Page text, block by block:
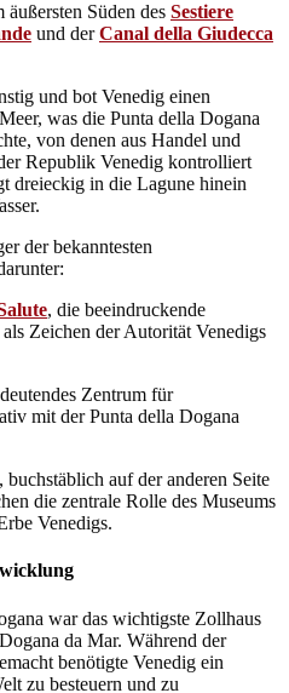
Süden des Sestiere
und derCanal della Giudecca
und bot Venedig einen
was die Punta della Dogana
von denen aus Handel und
Republik Venedig kontrolliert
dreieckig in die Lagune hinein
der bekanntesten
, die beeindruckende
Zeichen der Autorität Venedigs
Zentrum für
mit der Punta della Dogana
, buchstäblich auf der anderen Seite
die zentrale Rolle des Museums
Venedigs.
war das wichtigste Zollhaus
da Mar. Während der
benötigte Venedig ein
zu besteuern und zu